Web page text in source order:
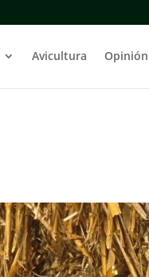
Avicultura Opinión